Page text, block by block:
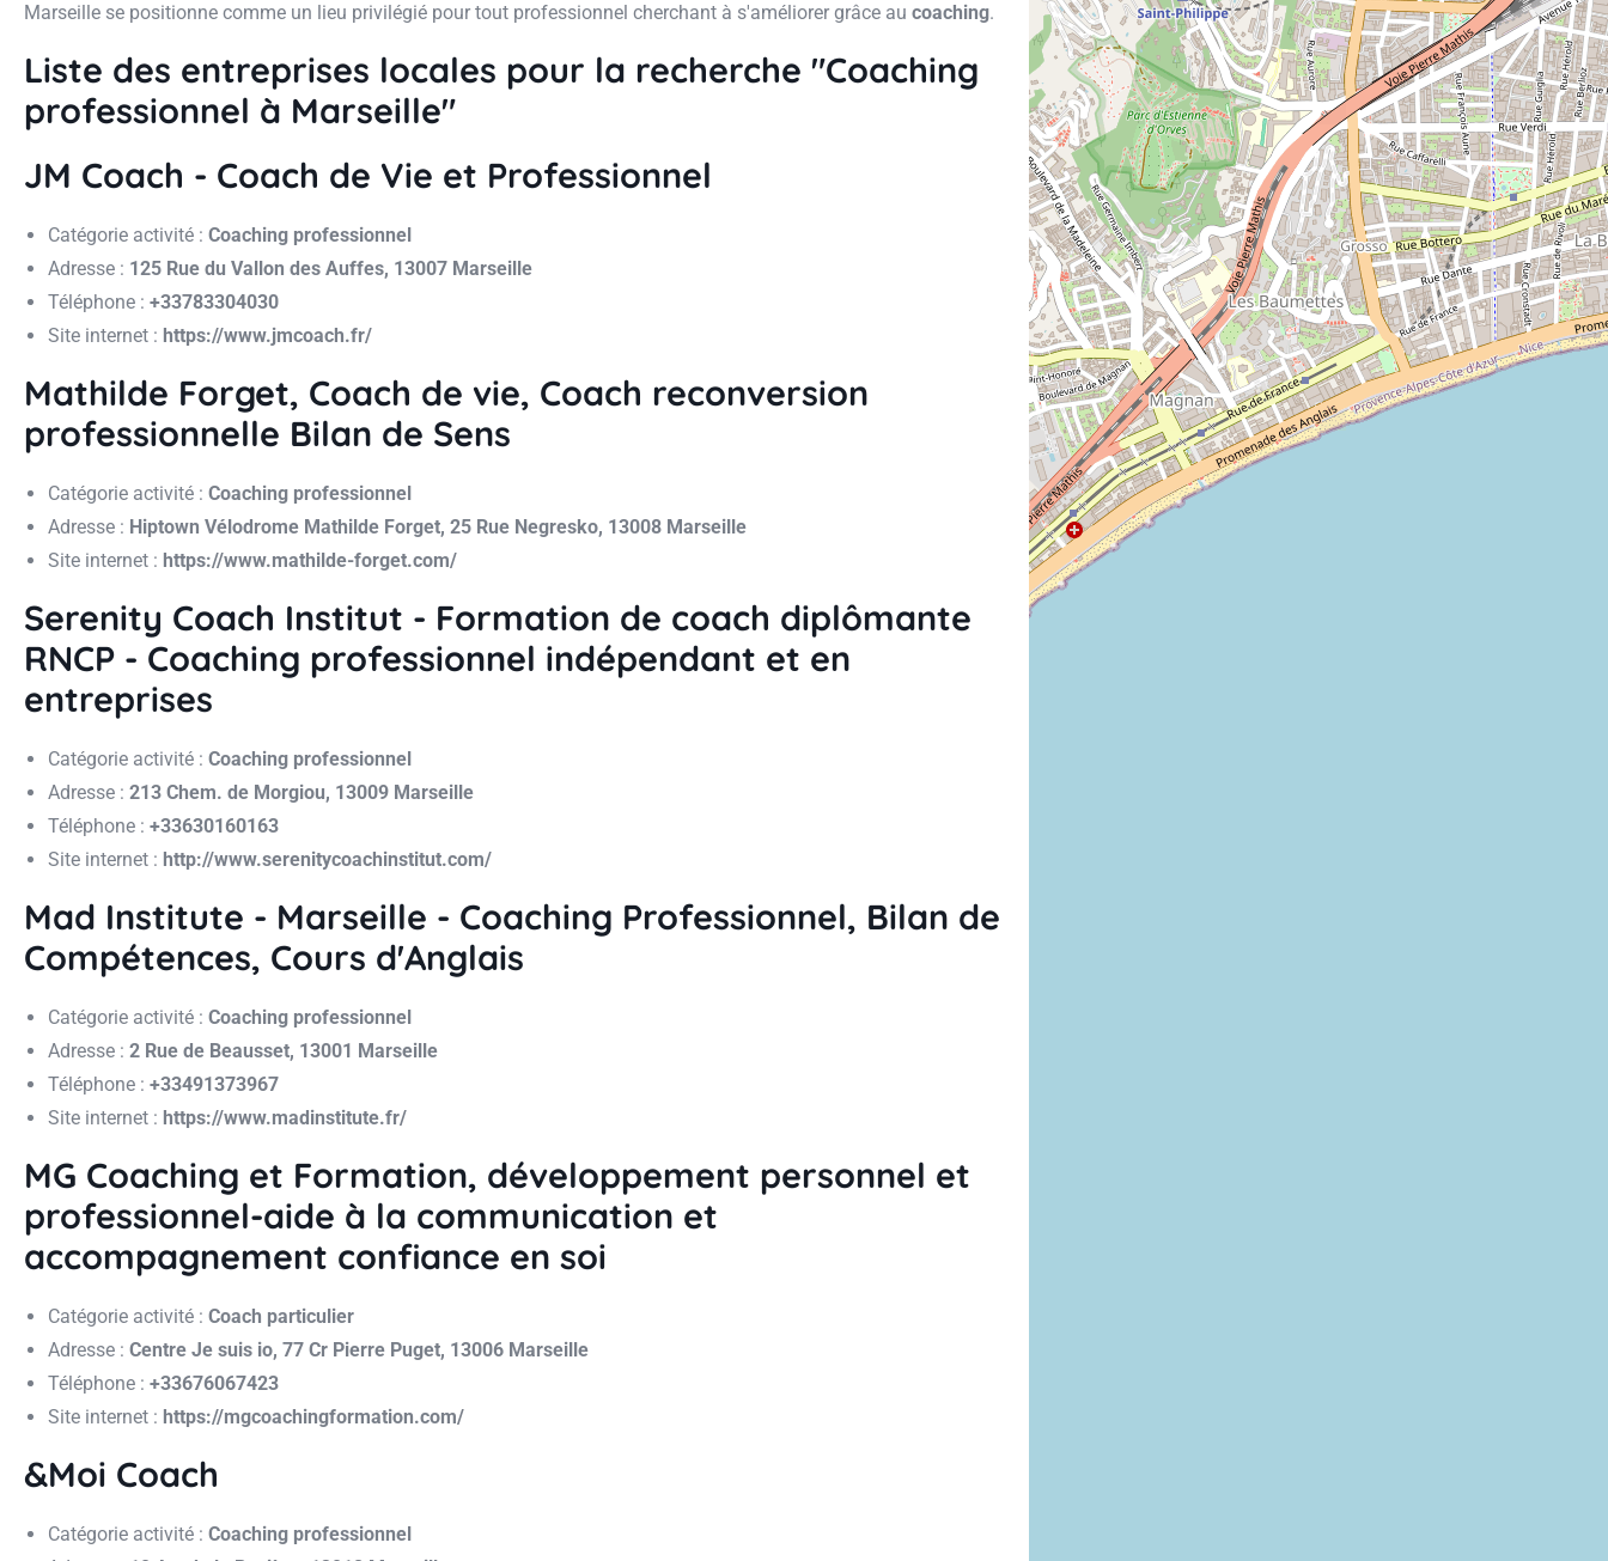
Marseille se positionne comme un lieu privilégié pour tout professionnel cherchant à s'améliorer grâce au coaching.
Liste des entreprises locales pour la recherche "Coaching
professionnel à Marseille"
JM Coach - Coach de Vie et Professionnel
Catégorie activité : Coaching professionnel
Adresse : 125 Rue du Vallon des Auffes, 13007 Marseille
Téléphone : +33783304030
Site internet : https://www.jmcoach.fr/
Mathilde Forget, Coach de vie, Coach reconversion
professionnelle Bilan de Sens
Catégorie activité : Coaching professionnel
Adresse : Hiptown Vélodrome Mathilde Forget, 25 Rue Negresko, 13008 Marseille
Site internet : https://www.mathilde-forget.com/
Serenity Coach Institut - Formation de coach diplômante
RNCP - Coaching professionnel indépendant et en
entreprises
Catégorie activité : Coaching professionnel
Adresse : 213 Chem. de Morgiou, 13009 Marseille
Téléphone : +33630160163
Site internet : http://www.serenitycoachinstitut.com/
Mad Institute - Marseille - Coaching Professionnel, Bilan de
Compétences, Cours d'Anglais
Catégorie activité : Coaching professionnel
Adresse : 2 Rue de Beausset, 13001 Marseille
Téléphone : +33491373967
Site internet : https://www.madinstitute.fr/
MG Coaching et Formation, développement personnel et
professionnel-aide à la communication et
accompagnement confiance en soi
Catégorie activité : Coach particulier
Adresse : Centre Je suis io, 77 Cr Pierre Puget, 13006 Marseille
Téléphone : +33676067423
Site internet : https://mgcoachingformation.com/
&Moi Coach
Catégorie activité : Coaching professionnel